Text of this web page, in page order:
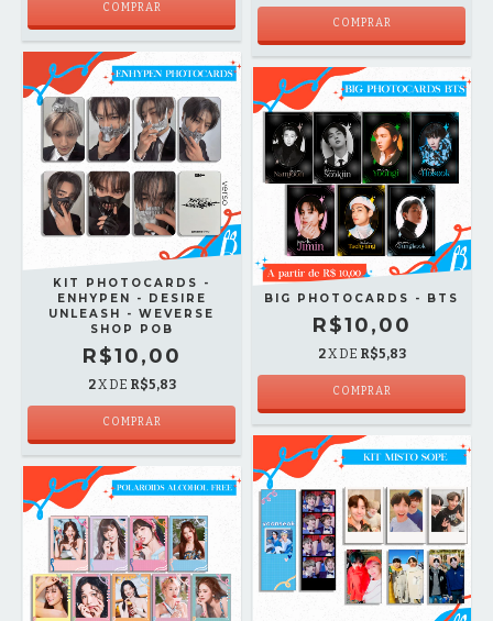
COMPRAR
COMPRAR
KIT PHOTOCARDS -
ENHYPEN - DESIRE
UNLEASH - WEVERSE
SHOP POB
R$10,00
2X DE R$5,83
COMPRAR
BIG PHOTOCARDS - BTS
R$10,00
2X DE R$5,83
COMPRAR